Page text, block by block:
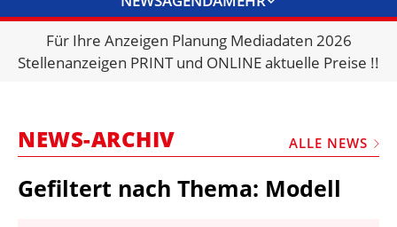
BRANCHENLINKS
VERMIETER
MARKTPLATZ
Für Ihre Anzeigen Planung Mediadaten 2026
Stellenanzeigen PRINT und ONLINE aktuelle Preise !!
NEWS-ARCHIV ALLE NEWS
Gefiltert nach Thema: Modell